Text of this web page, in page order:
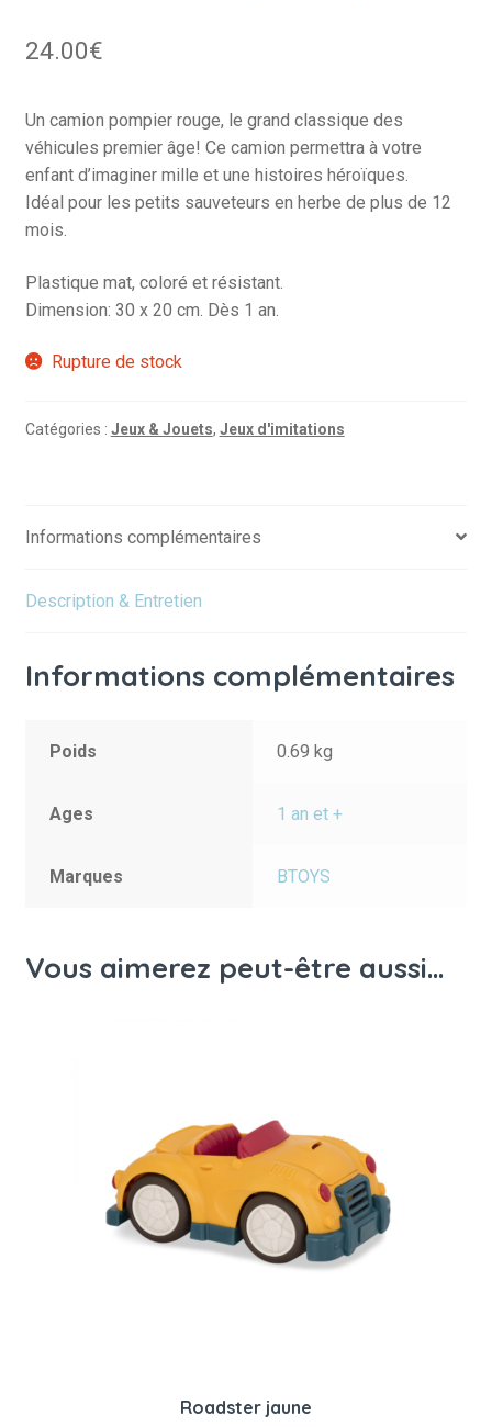
24.00€
Un camion pompier rouge, le grand classique des
véhicules premier âge! Ce camion permettra à votre
enfant d’imaginer mille et une histoires héroïques.
Idéal pour les petits sauveteurs en herbe de plus de 12
mois.
Plastique mat, coloré et résistant.
Dimension: 30 x 20 cm. Dès 1 an.
Rupture de stock
Catégories : Jeux & Jouets, Jeux d'imitations
Informations complémentaires
Description & Entretien
Informations complémentaires
Poids 0.69 kg
Ages 1 an et +
Marques BTOYS
Vous aimerez peut-être aussi…
Roadster jaune